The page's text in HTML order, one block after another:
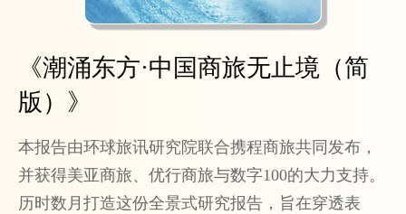
《潮涌东方·中国商旅无止境（简
版） 》
本报告由环球旅讯研究院联合携程商旅共同发布，
并获得美亚商旅、优行商旅与数字100的大力支持。
历时数月打造这份全景式研究报告，旨在穿透表